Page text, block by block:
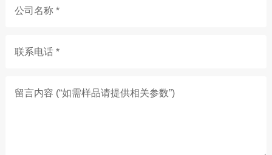
公司名称 *
联系电话 *
留言内容 (“如需样品请提供相关参数”)